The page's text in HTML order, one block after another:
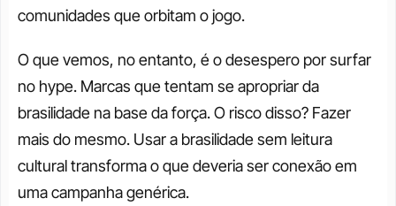
comunidades que orbitam o jogo.
O que vemos, no entanto, é o desespero por surfar
no hype. Marcas que tentam se apropriar da
brasilidade na base da força. O risco disso? Fazer
mais do mesmo. Usar a brasilidade sem leitura
cultural transforma o que deveria ser conexão em
uma campanha genérica.